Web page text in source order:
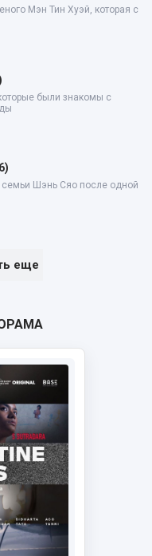
Мэн Тин Хуэй, которая с
были знакомы с
Шэнь Сяо после одной
еще